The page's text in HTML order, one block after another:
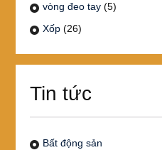
vòng đeo tay (5)
Xốp (26)
Tin tức
Bất động sản